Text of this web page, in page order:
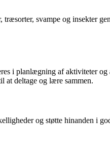
svampe og insekter
i planlægning af aktiviteter og
at deltage og lære sammen.
og støtte hinanden i